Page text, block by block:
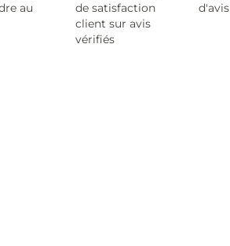
au
de satisfaction
client sur avis
vérifiés
d'avis